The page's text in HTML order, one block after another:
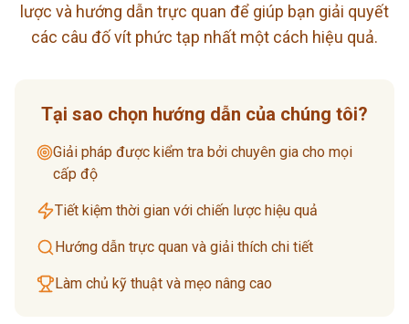
lược và hướng dẫn trực quan để giúp bạn giải quyết
các câu đố vít phức tạp nhất một cách hiệu quả.
Tại sao chọn hướng dẫn của chúng tôi?
Giải pháp được kiểm tra bởi chuyên gia cho mọi
cấp độ
Tiết kiệm thời gian với chiến lược hiệu quả
Hướng dẫn trực quan và giải thích chi tiết
Làm chủ kỹ thuật và mẹo nâng cao